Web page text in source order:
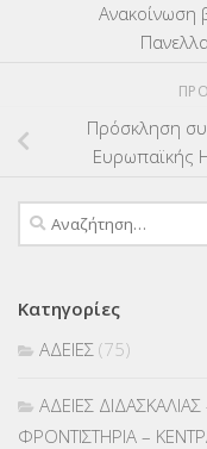
Ανακοίνωση
Πρόσκληση
Ευρωπαϊκής
Αναζήτηση
για:
Κατηγορίες
ΑΔΕΙΕΣ (75)
ΑΔΕΙΕΣ
ΦΡΟΝΤΙΣΤΗΡΙΑ –